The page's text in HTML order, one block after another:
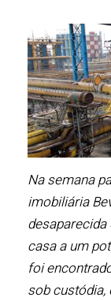
Na semana
imobiliária
casa a um
foi
sob custódia,